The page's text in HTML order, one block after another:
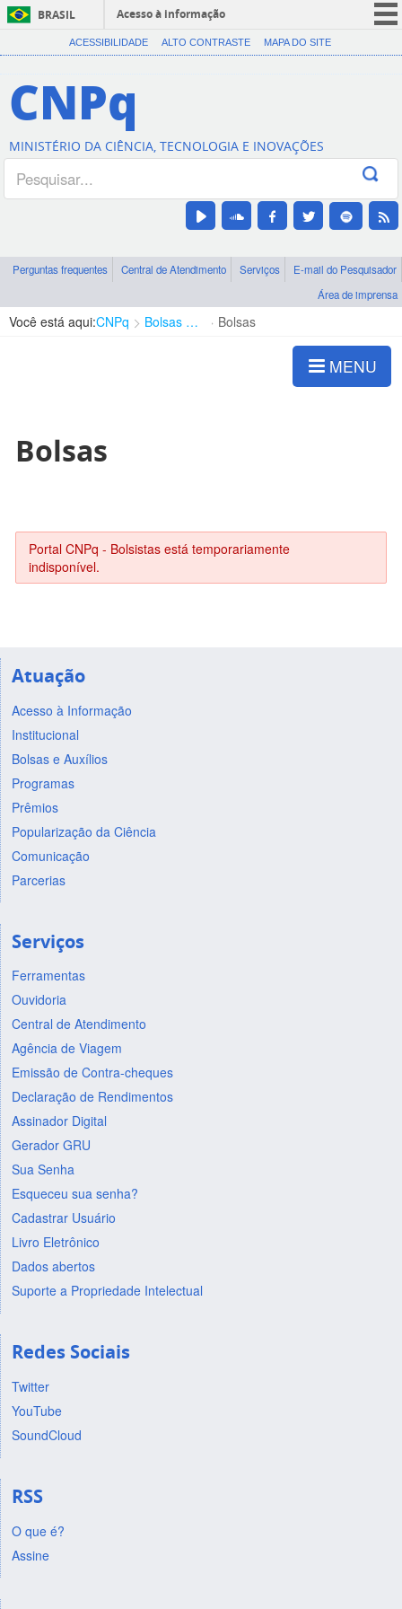
BRASIL
Acesso à informação
CORONAVÍRUS (COVID-19)
Canais
ACESSIBILIDADE ALTO CONTRASTE MAPA DO SITE
CNPq
MINISTÉRIO DA CIÊNCIA, TECNOLOGIA E INOVAÇÕES
Perguntas frequentes Central de Atendimento Serviços
E-mail do Pesquisador
Área de imprensa
Você está aqui:CNPq Bolsas e Auxílios Vigentes Bolsas
MENU
Bolsas
Portal CNPq - Bolsistas está temporariamente
indisponível.
Atuação
Acesso à Informação
Institucional
Bolsas e Auxílios
Programas
Prêmios
Popularização da Ciência
Comunicação
Parcerias
Serviços
Ferramentas
Ouvidoria
Central de Atendimento
Agência de Viagem
Emissão de Contra-cheques
Declaração de Rendimentos
Assinador Digital
Gerador GRU
Sua Senha
Esqueceu sua senha?
Cadastrar Usuário
Livro Eletrônico
Dados abertos
Suporte a Propriedade Intelectual
Redes Sociais
Twitter
YouTube
SoundCloud
RSS
O que é?
Assine